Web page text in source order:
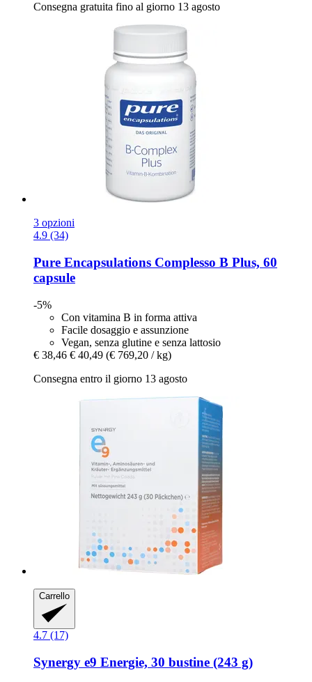
Consegna gratuita fino al giorno 13 agosto
3 opzioni
4.9 (34)
Pure Encapsulations Complesso B Plus, 60
capsule
-5%
Con vitamina B in forma attiva
Facile dosaggio e assunzione
Vegan, senza glutine e senza lattosio
€ 38,46 € 40,49 (€ 769,20 / kg)
Consegna entro il giorno 13 agosto
Carrello
4.7 (17)
Synergy e9 Energie, 30 bustine (243 g)